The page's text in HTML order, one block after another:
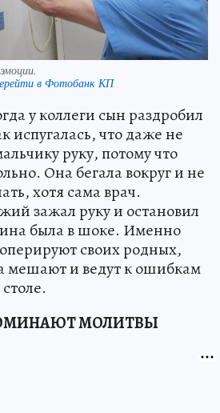
в Фотобанк КП
у коллеги сын раздробил
испугалась, что даже не
руку, потому что
Она бегала вокруг и не
хотя сама врач.
зажал руку и остановил
была в шоке. Именно
своих родных,
мешают и ведут к ошибкам
МОЛИТВЫ